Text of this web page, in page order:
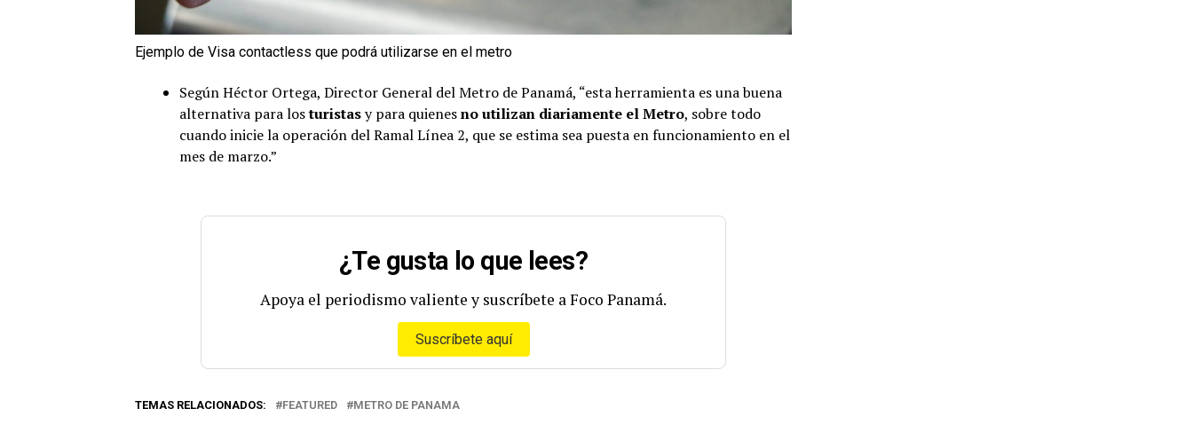
Ejemplo de Visa contactless que podrá utilizarse en el metro
Según Héctor Ortega, Director General del Metro de Panamá, “esta herramienta es una buena
alternativa para losturistasy para quienesno utilizan diariamente el Metro, sobre todo
cuando inicie la operación del Ramal Línea 2, que se estima sea puesta en funcionamiento en el
mes de marzo.”
¿Te gusta lo que lees?
Apoya el periodismo valiente y suscríbete a Foco Panamá.
Suscríbete aquí
TEMAS RELACIONADOS: FEATURED METRO DE PANAMA